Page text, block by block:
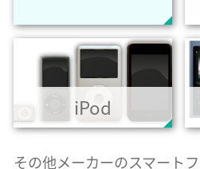
iPod
その他メーカーのスマート